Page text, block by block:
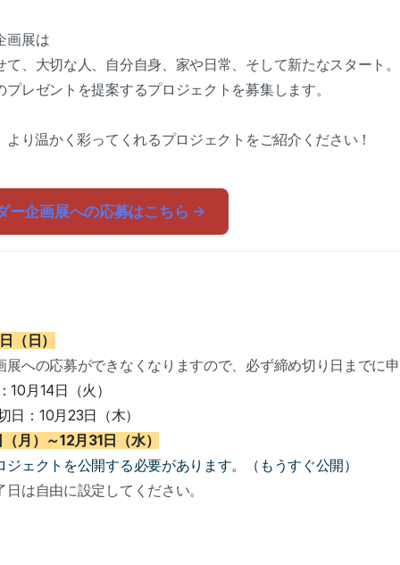
画展は
、大切な人、自分自身、家や日常、そして新たなスタート。
レゼントを提案するプロジェクトを募集します。
より温かく彩ってくれるプロジェクトをご紹介ください！
ー企画展への応募はこちら →
（日）
展への応募ができなくなりますので、必ず締め切り日までに
10月14日（火）
日：10月23日（木）
月）～12月31日（水）
ェクトを公開する必要があります。（もうすぐ公開）
は自由に設定してください。